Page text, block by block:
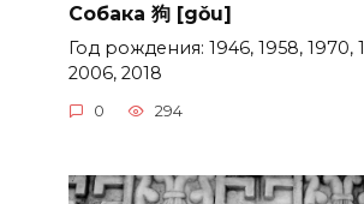
Собака 狗 [gǒu]
Год рождения: 1946, 1958, 1970,
2006, 2018
0 294